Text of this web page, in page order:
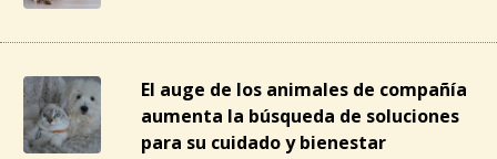
El auge de los animales de compañía
aumenta la búsqueda de soluciones
para su cuidado y bienestar